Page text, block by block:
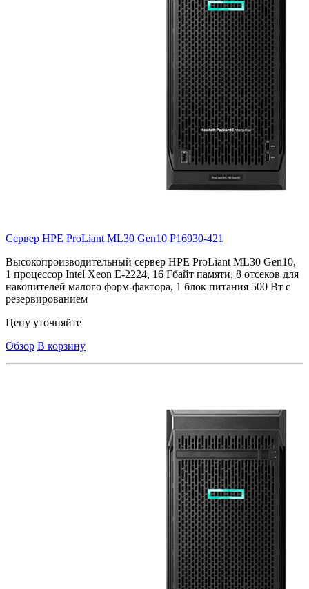
Сервер HPE ProLiant ML30 Gen10 P16930-421
Высокопроизводительный сервер HPE ProLiant ML30 Gen10,
1 процессор Intel Xeon E-2224, 16 Гбайт памяти, 8 отсеков для
накопителей малого форм-фактора, 1 блок питания 500 Вт с
резервированием
Цену уточняйте
Обзор В корзину